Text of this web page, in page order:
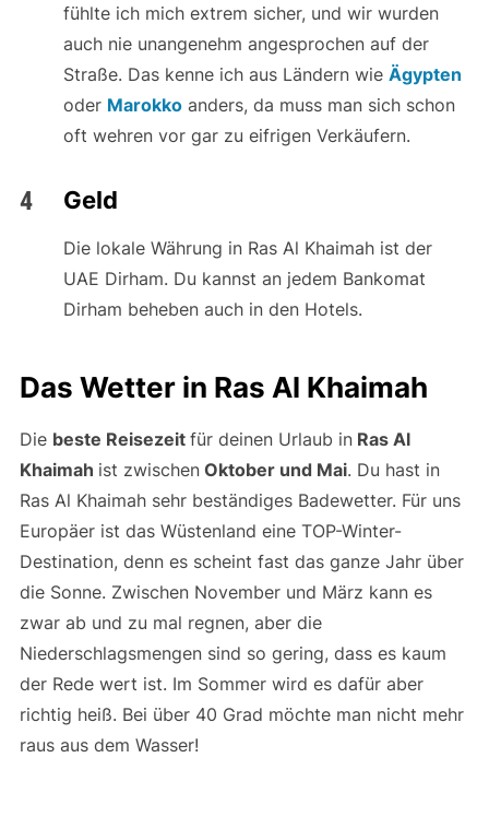
fühlte ich mich extrem sicher, und wir wurden
auch nie unangenehm angesprochen auf der
Straße. Das kenne ich aus Ländern wie Ägypten
oder Marokkoanders, da muss man sich schon
oft wehren vor gar zu eifrigen Verkäufern.
Geld
Die lokale Währung in Ras Al Khaimah ist der
UAE Dirham. Du kannst an jedem Bankomat
Dirham beheben auch in den Hotels.
Das Wetter in Ras Al Khaimah
Die beste Reisezeit für deinen Urlaub inRas Al
Khaimah ist zwischenOktober und Mai. Du hast in
Ras Al Khaimah sehr beständiges Badewetter. Für uns
Europäer ist das Wüstenland eine TOP-Winter-
Destination, denn es scheint fast das ganze Jahr über
die Sonne. Zwischen November und März kann es
zwar ab und zu mal regnen, aber die
Niederschlagsmengen sind so gering, dass es kaum
der Rede wert ist. Im Sommer wird es dafür aber
richtig heiß. Bei über 40 Grad möchte man nicht mehr
raus aus dem Wasser!